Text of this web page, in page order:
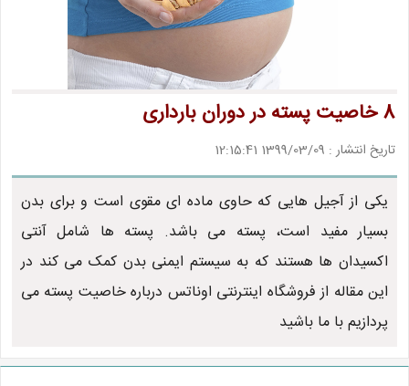
8 خاصیت پسته در دوران بارداری
تاریخ انتشار : 1399/03/09 12:15:41
یکی از آجیل هایی که حاوی ماده ای مقوی است و برای بدن
بسیار مفید است، پسته می باشد. پسته ها شامل آنتی
اکسیدان ها هستند که به سیستم ایمنی بدن کمک می کند در
این مقاله از فروشگاه اینترنتی اوناتس درباره خاصیت پسته می
پردازیم با ما باشید